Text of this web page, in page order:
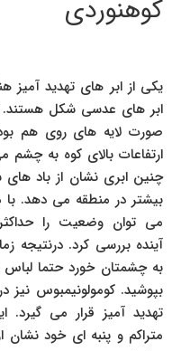
کوهنوردی
یکی از ابر های تهدید آمیز
ابر های عدسی شکل هستند.
صورت لایه های روی هم
ارتفاعات بالای کوه به
چنین ابری نشان از باد
بیشتر در منطقه می دهد. با
آینده بررسی کرد. درنتیجه
به چشمتان خورد حتما
بپوشید. کومولونیمبوس نیز
تهدید آمیز قرار می گیرد.
متراکم و پنبه ای خود نشان